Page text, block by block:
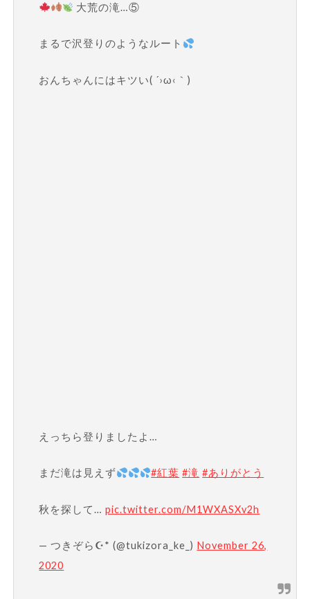
大荒の滝…⑤
まるで沢登りのようなルート
おんちゃんにはキツい( ´›ω‹｀)
えっちら登りましたよ…
まだ滝は見えず #紅葉 #滝 #ありがとう
秋を探して…pic.twitter.com/M1WXASXv2h
— つきぞら☪* (@tukizora_ke_) November 26,
2020